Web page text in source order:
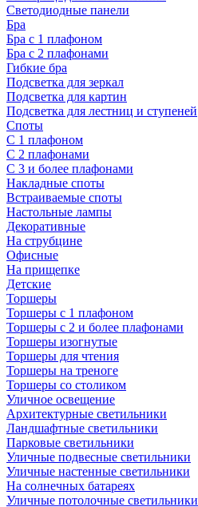
Светодиодные панели
Бра
Бра с 1 плафоном
Бра с 2 плафонами
Гибкие бра
Подсветка для зеркал
Подсветка для картин
Подсветка для лестниц и ступеней
Споты
С 1 плафоном
С 2 плафонами
С 3 и более плафонами
Накладные споты
Встраиваемые споты
Настольные лампы
Декоративные
На струбцине
Офисные
На прищепке
Детские
Торшеры
Торшеры с 1 плафоном
Торшеры с 2 и более плафонами
Торшеры изогнутые
Торшеры для чтения
Торшеры на треноге
Торшеры со столиком
Уличное освещение
Архитектурные светильники
Ландшафтные светильники
Парковые светильники
Уличные подвесные светильники
Уличные настенные светильники
На солнечных батареях
Уличные потолочные светильники